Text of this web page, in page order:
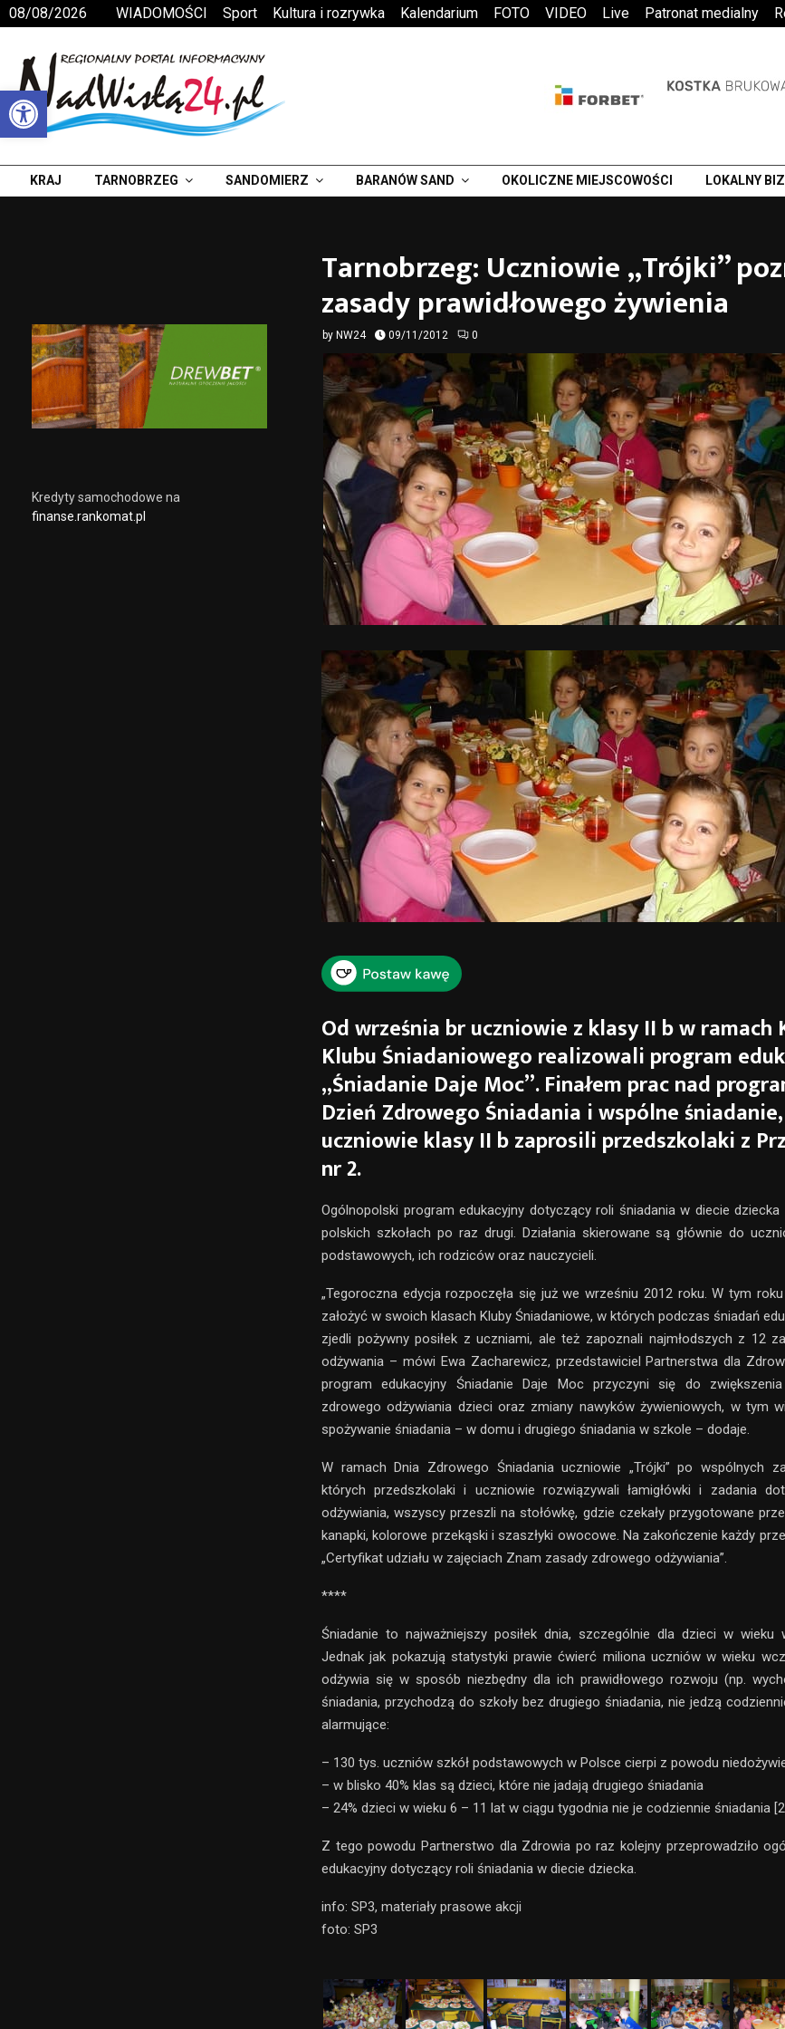
Otwórz pasek narzędzi
08/08/2026 WIADOMOŚCI Sport Kultura i rozrywka Kalendarium FOTO VIDEO Live Patronat medialny
KRAJ TARNOBRZEG SANDOMIERZ BARANÓW SAND OKOLICZNE MIEJSCOWOŚCI LOKALNY
Tarnobrzeg: Uczniowie „Trójki”
zasady prawidłowego żywienia
by NW24 09/11/2012 0
Od września br uczniowie z klasy II b w ramach
Klubu Śniadaniowego realizowali program
„Śniadanie Daje Moc”. Finałem prac nad
Dzień Zdrowego Śniadania i wspólne
uczniowie klasy II b zaprosili przedszkolaki z
nr 2.
Ogólnopolski program edukacyjny dotyczący roli śniadania w diecie dziecka
polskich szkołach po raz drugi. Działania skierowane są głównie do
podstawowych, ich rodziców oraz nauczycieli.
„Tegoroczna edycja rozpoczęła się już we wrześniu 2012 roku. W tym
założyć w swoich klasach Kluby Śniadaniowe, w których podczas śniadań
zjedli pożywny posiłek z uczniami, ale też zapoznali najmłodszych z 12
odżywania – mówi Ewa Zacharewicz, przedstawiciel Partnerstwa dla
program edukacyjny Śniadanie Daje Moc przyczyni się do
zdrowego odżywiania dzieci oraz zmiany nawyków żywieniowych, w tym
spożywanie śniadania – w domu i drugiego śniadania w szkole – dodaje.
W ramach Dnia Zdrowego Śniadania uczniowie „Trójki” po wspólnych
których przedszkolaki i uczniowie rozwiązywali łamigłówki i zadania
odżywiania, wszyscy przeszli na stołówkę, gdzie czekały przygotowane
kanapki, kolorowe przekąski i szaszłyki owocowe. Na zakończenie każdy
„Certyfikat udziału w zajęciach Znam zasady zdrowego odżywiania”.
****
Śniadanie to najważniejszy posiłek dnia, szczególnie dla dzieci w wieku
Jednak jak pokazują statystyki prawie ćwierć miliona uczniów w wieku
odżywia się w sposób niezbędny dla ich prawidłowego rozwoju (np.
śniadania, przychodzą do szkoły bez drugiego śniadania, nie jedzą
alarmujące:
– 130 tys. uczniów szkół podstawowych w Polsce cierpi z powodu
– w blisko 40% klas są dzieci, które nie jadają drugiego śniadania
– 24% dzieci w wieku 6 – 11 lat w ciągu tygodnia nie je codziennie śniadania
Z tego powodu Partnerstwo dla Zdrowia po raz kolejny przeprowadziło
edukacyjny dotyczący roli śniadania w diecie dziecka.
info: SP3, materiały prasowe akcji
foto: SP3
Kredyty samochodowe na
finanse.rankomat.pl